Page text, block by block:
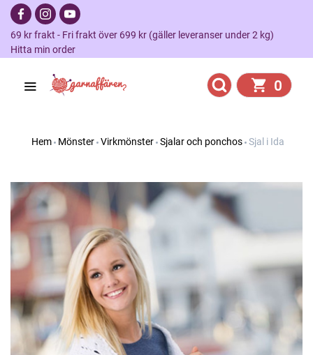
69 kr frakt - Fri frakt över 699 kr (gäller leveranser under 2 kg)
Hitta min order
0
Hem Mönster Virkmönster Sjalar och ponchos Sjal i Ida